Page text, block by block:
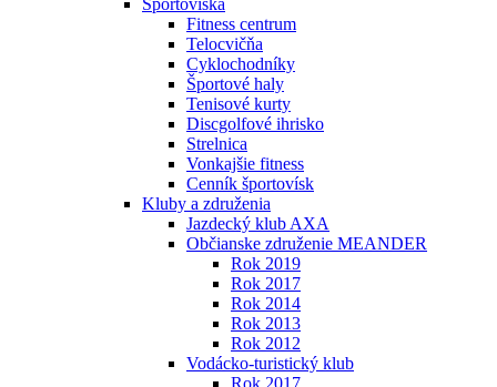
Športoviská
Fitness centrum
Telocvičňa
Cyklochodníky
Športové haly
Tenisové kurty
Discgolfové ihrisko
Strelnica
Vonkajšie fitness
Cenník športovísk
Kluby a združenia
Jazdecký klub AXA
Občianske združenie MEANDER
Rok 2019
Rok 2017
Rok 2014
Rok 2013
Rok 2012
Vodácko-turistický klub
Rok 2017